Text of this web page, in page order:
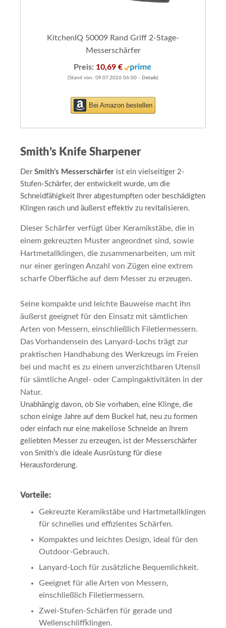
KitchenIQ 50009 Rand Griff 2-Stage-
Messerschärfer
Preis: 10,69 €
(Stand von: 09.07.2026 06:00 - Details)
Bei Amazon bestellen
Smith’s Knife Sharpener
Der Smith’s Messerschärfer ist ein vielseitiger 2-
Stufen-Schärfer, der entwickelt wurde, um die
Schneidfähigkeit Ihrer abgestumpften oder beschädigten
Klingen rasch und äußerst effektiv zu revitalisieren.
Dieser Schärfer verfügt über Keramikstäbe, die in
einem gekreuzten Muster angeordnet sind, sowie
Hartmetallklingen, die zusammenarbeiten, um mit
nur einer geringen Anzahl von Zügen eine extrem
scharfe Oberfläche auf dem Messer zu erzeugen.
Seine kompakte und leichte Bauweise macht ihn
äußerst geeignet für den Einsatz mit sämtlichen
Arten von Messern, einschließlich Filetiermessern.
Das Vorhandensein des Lanyard-Lochs trägt zur
praktischen Handhabung des Werkzeugs im Freien
bei und macht es zu einem unverzichtbaren Utensil
für sämtliche Angel- oder Campingaktivitäten in der
Natur.
Unabhängig davon, ob Sie vorhaben, eine Klinge, die
schon einige Jahre auf dem Buckel hat, neu zu formen
oder einfach nur eine makellose Schneide an Ihrem
geliebten Messer zu erzeugen, ist der Messerschärfer
von Smith’s die ideale Ausrüstung für diese
Herausforderung.
Vorteile:
Gekreuzte Keramikstäbe und Hartmetallklingen
für schnelles und effizientes Schärfen.
Kompaktes und leichtes Design, ideal für den
Outdoor-Gebrauch.
Lanyard-Loch für zusätzliche Bequemlichkeit.
Geeignet für alle Arten von Messern,
einschließlich Filetiermessern.
Zwei-Stufen-Schärfen für gerade und
Wellenschliffklingen.